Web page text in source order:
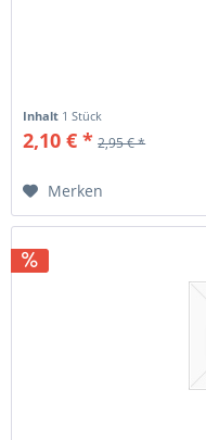
Inhalt 1 Stück
2,10 € * 2,95 € *
Merken